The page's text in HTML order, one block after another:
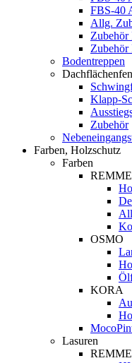
FBS-40
Allg.
Zubehör
Bodentreppen
Klapp-
Zubehör
Farben, Holzschutz
Farben
OSMO
KORA
Lasuren